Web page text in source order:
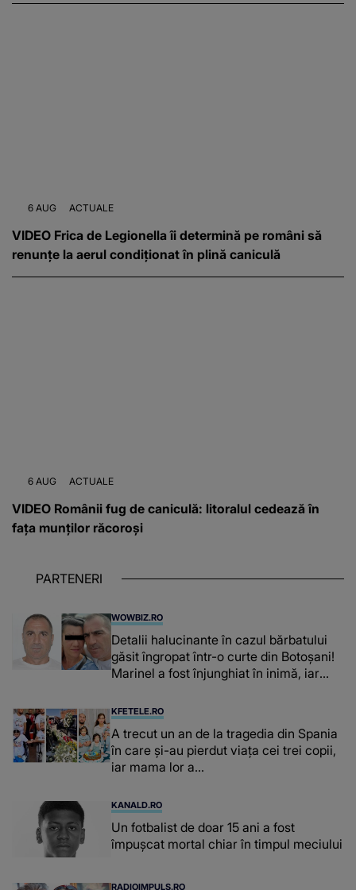
6 AUG ACTUALE
VIDEO Frica de Legionella îi determină pe români să
renunțe la aerul condiționat în plină caniculă
6 AUG ACTUALE
VIDEO Românii fug de caniculă: litoralul cedează în
fața munților răcoroși
PARTENERI
WOWBIZ.RO
Detalii halucinante în cazul bărbatului
găsit îngropat într-o curte din Botoșani!
Marinel a fost înjunghiat în inimă, iar
suspecți
KFETELE.RO
A trecut un an de la tragedia din Spania
în care și-au pierdut viața cei trei copii,
iar mama lor a…
KANALD.RO
Un fotbalist de doar 15 ani a fost
împușcat mortal chiar în timpul meciului
RADIOIMPULS.RO